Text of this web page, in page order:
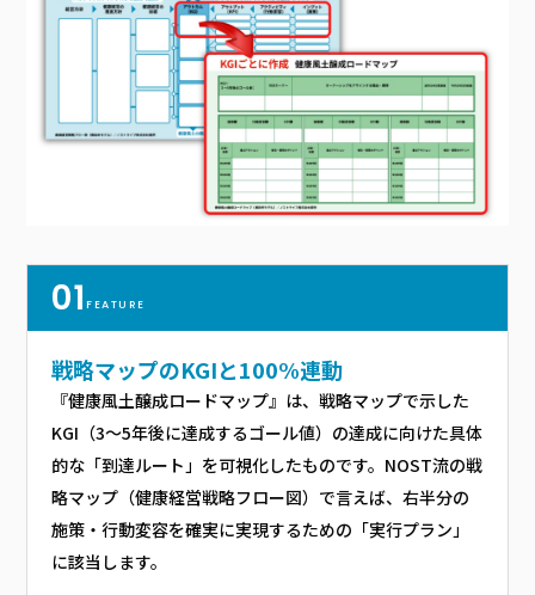
01FEATURE
戦略マップのKGIと100%連動
『健康風土醸成ロードマップ』は、戦略マップで示した
KGI（3〜5年後に達成するゴール値）の達成に向けた具体
的な「到達ルート」を可視化したものです。NOST流の戦
略マップ（健康経営戦略フロー図）で言えば、右半分の
施策・行動変容を確実に実現するための「実行プラン」
に該当します。